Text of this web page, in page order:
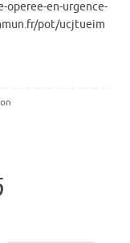
en-urgence-
pot/ucjtueim